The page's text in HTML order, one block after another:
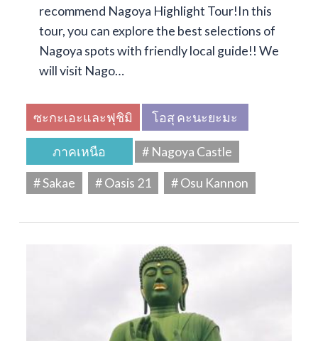
recommend Nagoya Highlight Tour!In this
tour, you can explore the best selections of
Nagoya spots with friendly local guide!! We
will visit Nago…
ซะกะเอะและฟุชิมิ โอสุ คะนะยะมะ
ภาคเหนือ
# Nagoya Castle
# Sakae
# Oasis 21 # Osu Kannon